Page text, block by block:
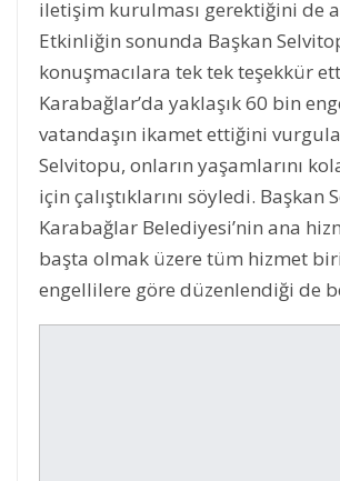
iletişim kurulması gerektiğini de
Etkinliğin sonunda Başkan
konuşmacılara tek tek teşekkür
Karabağlar’da yaklaşık 60 bin
vatandaşın ikamet ettiğini
Selvitopu, onların yaşamlarını
için çalıştıklarını söyledi. Başkan
Karabağlar Belediyesi’nin ana
başta olmak üzere tüm hizmet
engellilere göre düzenlendiği de